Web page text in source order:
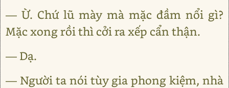
— Ừ. Chứ lũ mày mà mặc đầm nổi gì?
Mặc xong rồi thì cởi ra xếp cẩn thận.
— Dạ.
— Người ta nói tùy gia phong kiệm, nhà